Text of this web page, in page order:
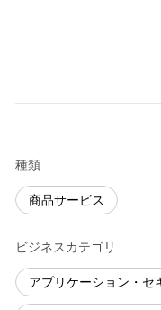
種類
商品サービス
ビジネスカテゴリ
アプリケーション・セ